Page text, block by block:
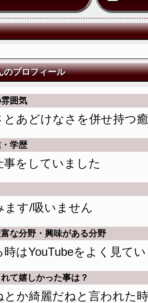
のプロフィール
囲気
とあどけなさを併せ持つ
学歴
事をしていました
ます/吸いません
な分野・興味がある分野
時はYouTubeをよく見て
て嬉しかった事は？
とか綺麗だねと言われた